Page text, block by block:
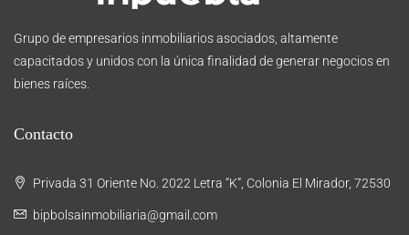
Grupo de empresarios inmobiliarios asociados, altamente
capacitados y unidos con la única finalidad de generar negocios en
bienes raíces.
Contacto
Privada 31 Oriente No. 2022 Letra “K”, Colonia El Mirador, 72530
bipbolsainmobiliaria@gmail.com